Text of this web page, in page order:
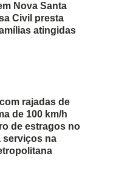
Nova Santa
Civil presta
atingidas
rajadas de
de 100 km/h
de estragos no
serviços na